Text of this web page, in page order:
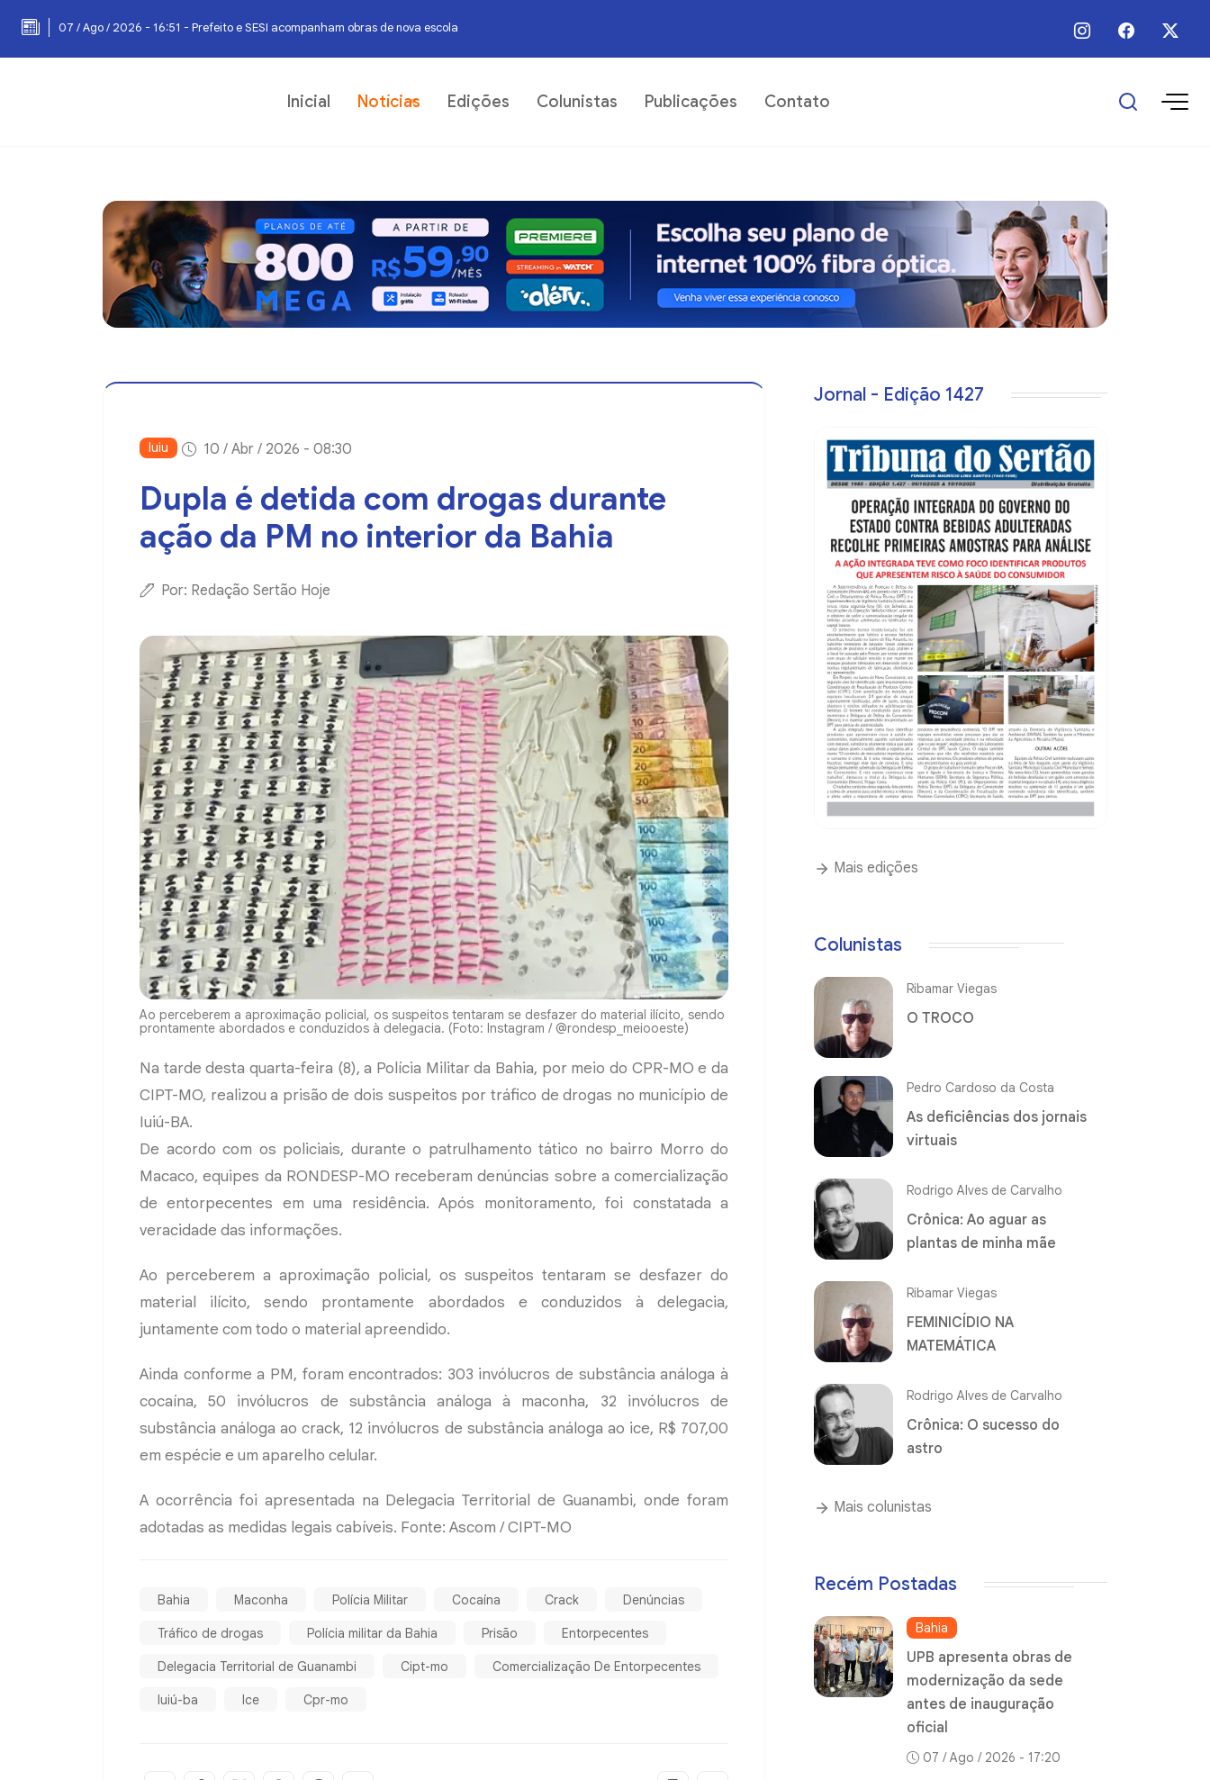
07 / Ago / 2026 - 16:51 - Prefeito e SESI acompanham obras de nova escola 07 / Ago / 2026 - 16:25 - Escolas municipais superam metas do IDEB
Inicial Notícias Edições Colunistas Publicações Contato
Iuiu 10 / Abr / 2026 - 08:30
Dupla é detida com drogas durante
ação da PM no interior da Bahia
Por: Redação Sertão Hoje
Ao perceberem a aproximação policial, os suspeitos tentaram se desfazer do material ilícito, sendo
prontamente abordados e conduzidos à delegacia. (Foto: Instagram / @rondesp_meiooeste)
Na tarde desta quarta-feira (8), a Polícia Militar da Bahia, por meio do CPR-MO e da
CIPT-MO, realizou a prisão de dois suspeitos por tráfico de drogas no município de
Iuiú-BA.
De acordo com os policiais, durante o patrulhamento tático no bairro Morro do
Macaco, equipes da RONDESP-MO receberam denúncias sobre a comercialização
de entorpecentes em uma residência. Após monitoramento, foi constatada a
veracidade das informações.
Ao perceberem a aproximação policial, os suspeitos tentaram se desfazer do
material ilícito, sendo prontamente abordados e conduzidos à delegacia,
juntamente com todo o material apreendido.
Ainda conforme a PM, foram encontrados: 303 invólucros de substância análoga à
cocaína, 50 invólucros de substância análoga à maconha, 32 invólucros de
substância análoga ao crack, 12 invólucros de substância análoga ao ice, R$ 707,00
em espécie e um aparelho celular.
A ocorrência foi apresentada na Delegacia Territorial de Guanambi, onde foram
adotadas as medidas legais cabíveis. Fonte: Ascom / CIPT-MO
Bahia Maconha Polícia Militar Cocaína Crack Denúncias
Tráfico de drogas Polícia militar da Bahia Prisão Entorpecentes
Delegacia Territorial de Guanambi Cipt-mo Comercialização De Entorpecentes
Iuiú-ba Ice Cpr-mo
Jornal - Edição 1427
Mais edições
Colunistas
Ribamar Viegas
O TROCO
Pedro Cardoso da Costa
As deficiências dos jornais
virtuais
Rodrigo Alves de Carvalho
Crônica: Ao aguar as
plantas de minha mãe
Ribamar Viegas
FEMINICÍDIO NA
MATEMÁTICA
Rodrigo Alves de Carvalho
Crônica: O sucesso do
astro
Mais colunistas
Recém Postadas
Bahia
UPB apresenta obras de
modernização da sede
antes de inauguração
oficial
07 / Ago / 2026 - 17:20